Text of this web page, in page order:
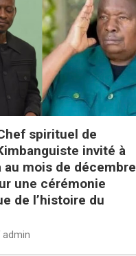
spirituel de
invité à
au mois de décembre
une cérémonie
de l’histoire du
admin